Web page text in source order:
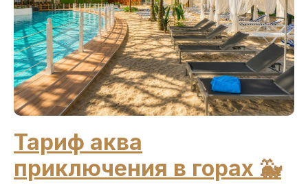
Тариф аква
приключения в горах 🐳